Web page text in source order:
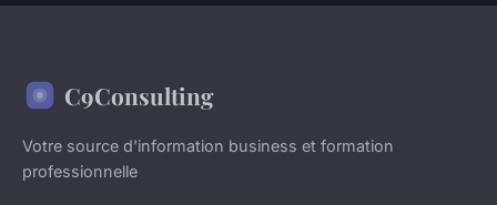
C9Consulting
Votre source d'information business et formation
professionnelle